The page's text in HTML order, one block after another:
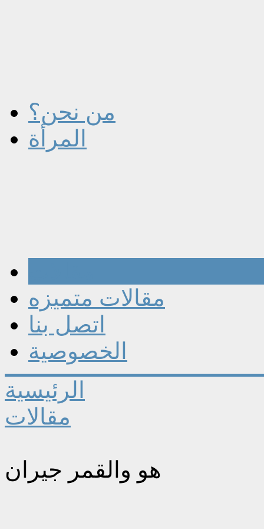
من نحن؟
المرأة
مقالات متميزه
اتصل بنا
الخصوصية
الرئيسية
مقالات
هو والقمر جيران